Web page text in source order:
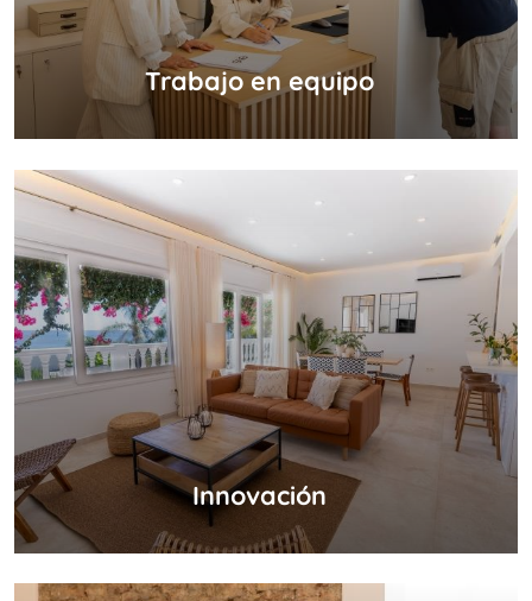
Trabajo en equipo
Innovación